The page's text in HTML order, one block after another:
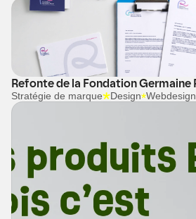
Refonte de la Fondation Germaine
Stratégie de marque Design Webdesign